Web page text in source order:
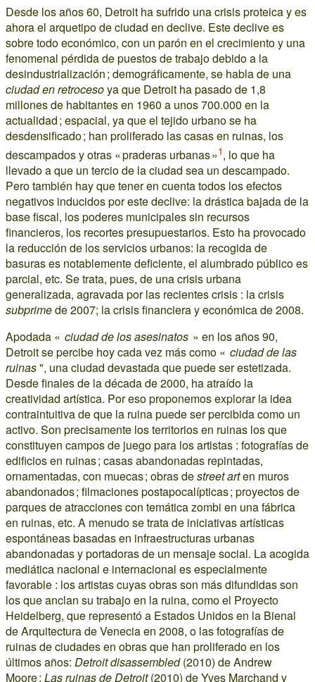
Desde los años 60, Detroit ha sufrido una crisis proteica y es
ahora el arquetipo de ciudad en declive. Este declive es
sobre todo económico, con un parón en el crecimiento y una
fenomenal pérdida de puestos de trabajo debido a la
desindustrialización ; demográficamente, se habla de una
ciudad en retrocesoya que Detroit ha pasado de 1,8
millones de habitantes en 1960 a unos 700.000 en la
actualidad ; espacial, ya que el tejido urbano se ha
desdensificado ; han proliferado las casas en ruinas, los
descampados y otras « praderas urbanas »1, lo que ha
llevado a que un tercio de la ciudad sea un descampado.
Pero también hay que tener en cuenta todos los efectos
negativos inducidos por este declive: la drástica bajada de la
base fiscal, los poderes municipales sin recursos
financieros, los recortes presupuestarios. Esto ha provocado
la reducción de los servicios urbanos: la recogida de
basuras es notablemente deficiente, el alumbrado público es
parcial, etc. Se trata, pues, de una crisis urbana
generalizada, agravada por las recientes crisis : la crisis
subprimede 2007; la crisis financiera y económica de 2008.
Apodada « ciudad de los asesinatos » en los años 90,
Detroit se percibe hoy cada vez más como « ciudad de las
ruinas", una ciudad devastada que puede ser estetizada.
Desde finales de la década de 2000, ha atraído la
creatividad artística. Por eso proponemos explorar la idea
contraintuitiva de que la ruina puede ser percibida como un
activo. Son precisamente los territorios en ruinas los que
constituyen campos de juego para los artistas : fotografías de
edificios en ruinas ; casas abandonadas repintadas,
ornamentadas, con muecas ; obras destreet arten muros
abandonados ; filmaciones postapocalípticas ; proyectos de
parques de atracciones con temática zombi en una fábrica
en ruinas, etc. A menudo se trata de iniciativas artísticas
espontáneas basadas en infraestructuras urbanas
abandonadas y portadoras de un mensaje social. La acogida
mediática nacional e internacional es especialmente
favorable : los artistas cuyas obras son más difundidas son
los que anclan su trabajo en la ruina, como el Proyecto
Heidelberg, que representó a Estados Unidos en la Bienal
de Arquitectura de Venecia en 2008, o las fotografías de
ruinas de ciudades en obras que han proliferado en los
últimos años: Detroit disassembled(2010) de Andrew
Moore ; Las ruinas de Detroit(2010) de Yves Marchand y